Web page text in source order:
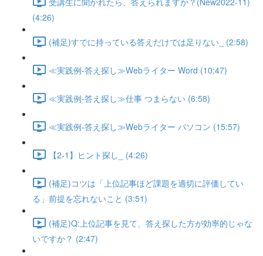
(4:26)
(補足)すでに持っている答えだけでは足りない_ (2:58)
≪実践例-答え探し≫Webライター Word (10:47)
≪実践例-答え探し≫仕事 つまらない (6:58)
≪実践例-答え探し≫Webライター パソコン (15:57)
【2-1】ヒント探し_ (4:26)
(補足)コツは「上位記事ほど課題を適切に評価してい
る」前提を忘れないこと (3:51)
(補足)Q:上位記事を見て、答え探した方が効率的じゃな
いですか？ (2:47)